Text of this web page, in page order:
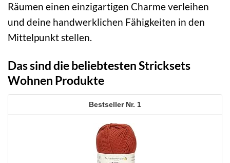
Räumen einen einzigartigen Charme verleihen
und deine handwerklichen Fähigkeiten in den
Mittelpunkt stellen.
Das sind die beliebtesten Stricksets
Wohnen Produkte
1